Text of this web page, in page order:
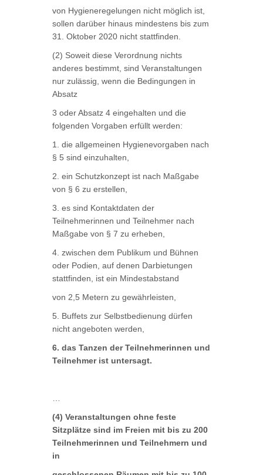
von Hygieneregelungen nicht möglich ist,
sollen darüber hinaus mindestens bis zum
31. Oktober 2020 nicht stattfinden.
(2) Soweit diese Verordnung nichts
anderes bestimmt, sind Veranstaltungen
nur zulässig, wenn die Bedingungen in
Absatz
3 oder Absatz 4 eingehalten und die
folgenden Vorgaben erfüllt werden:
1. die allgemeinen Hygienevorgaben nach
§ 5 sind einzuhalten,
2. ein Schutzkonzept ist nach Maßgabe
von § 6 zu erstellen,
3. es sind Kontaktdaten der
Teilnehmerinnen und Teilnehmer nach
Maßgabe von § 7 zu erheben,
4. zwischen dem Publikum und Bühnen
oder Podien, auf denen Darbietungen
stattfinden, ist ein Mindestabstand
von 2,5 Metern zu gewährleisten,
5. Buffets zur Selbstbedienung dürfen
nicht angeboten werden,
6. das Tanzen der Teilnehmerinnen und
Teilnehmer ist untersagt.
(4) Veranstaltungen ohne feste
Sitzplätze sind im Freien mit bis zu 200
Teilnehmerinnen und Teilnehmern und
in